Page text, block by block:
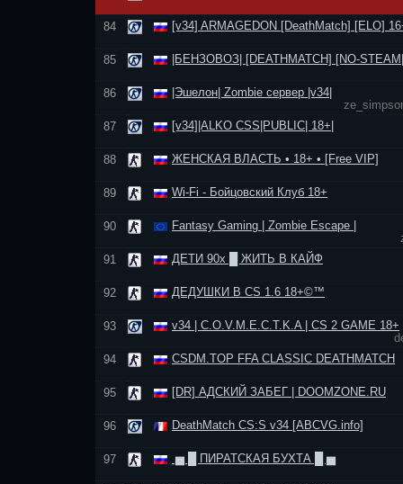
84 [v34] ARMAGEDON [DeathMatch] [ELO]
85 |БЕНЗОВОЗ| [DEATHMATCH] [NO-
86
|Эшелон| Zombie сервер |v34|
87
[v34]|ALKO CSS|PUBLIC| 18+|
88 ЖЕНСКАЯ ВЛАСТЬ • 18+ • [Free VIP]
89 Wi-Fi - Бойцовский Клуб 18+
90
Fantasy Gaming | Zombie Escape |
91
ДЕТИ 90х █ ЖИТЬ В КАЙФ
92 ДЕДУШКИ В CS 1.6 18+©™
93
v34 | C.O.V.M.E.C.T.K.A | CS 2 GAME 18+
94
CSDM.TOP FFA CLASSIC DEATHMATCH
95 [DR] АДСКИЙ ЗАБЕГ | DOOMZONE.RU
96 DeathMatch CS:S v34 [ABCVG.info]
97 ▅ █ ПИРАТСКАЯ БУХТА █ ▅